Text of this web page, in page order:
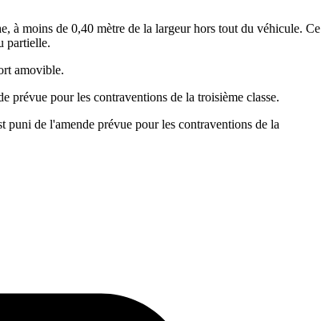
à moins de 0,40 mètre de la largeur hors tout du véhicule. Ce
partielle.
amovible.
prévue pour les contraventions de la troisième classe.
de l'amende prévue pour les contraventions de la